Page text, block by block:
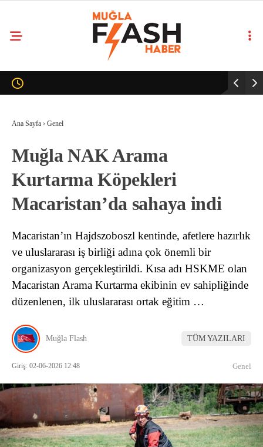
Ana Sayfa › Genel
Muğla NAK Arama
Kurtarma Köpekleri
Macaristan’da sahaya indi
Macaristan’ın Hajdszoboszl kentinde, afetlere hazırlık
ve uluslararası iş birliği adına çok önemli bir
organizasyon gerçekleştirildi. Kısa adı HSKME olan
Macaristan Arama Kurtarma ekibinin ev sahipliğinde
düzenlenen, ilk uluslararası ortak eğitim …
Muğla Flash TÜM YAZILARI
Giriş: 02-06-2026 12:48 Genel